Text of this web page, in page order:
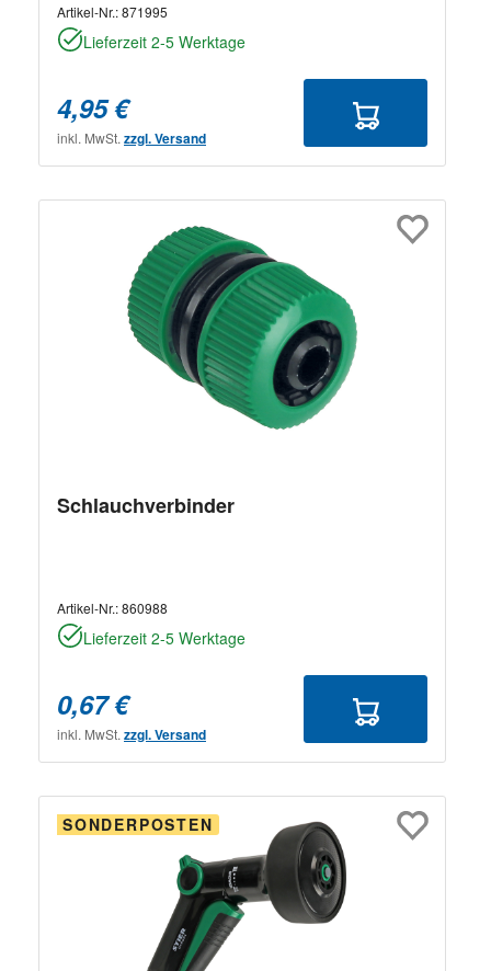
Artikel-Nr.:871995
Lieferzeit 2-5 Werktage
4,95 €
inkl. MwSt. zzgl. Versand
Schlauchverbinder
Artikel-Nr.:860988
Lieferzeit 2-5 Werktage
0,67 €
inkl. MwSt. zzgl. Versand
SONDERPOSTEN